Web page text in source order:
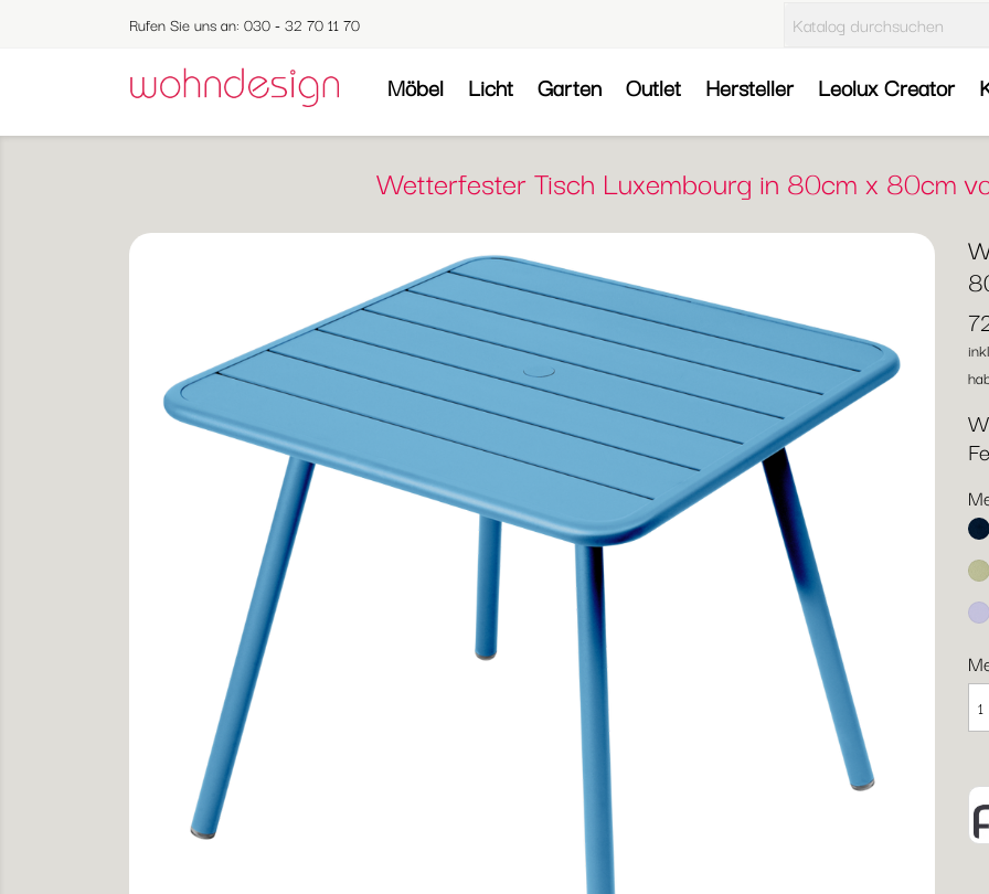
Rufen Sie uns an: 030 - 32 70 11 70
Möbel Licht Garten Outlet Hersteller Leolux Creator
Wetterfester Tisch Luxembourg in 80cm x 80cm